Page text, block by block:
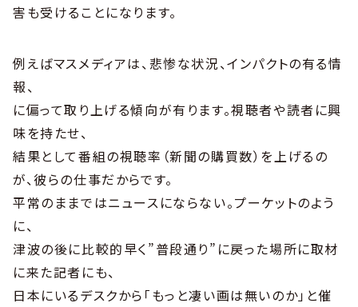
害も受けることになります。
例えばマスメディアは、悲惨な状況、インパクトの有る情
報、
に偏って取り上げる傾向が有ります。視聴者や読者に興
味を持たせ、
結果として番組の視聴率（新聞の購買数）を上げるの
が、彼らの仕事だからです。
平常のままではニュースにならない。プーケットのよう
に、
津波の後に比較的早く”普段通り”に戻った場所に取材
に来た記者にも、
日本にいるデスクから「もっと凄い画は無いのか」と催